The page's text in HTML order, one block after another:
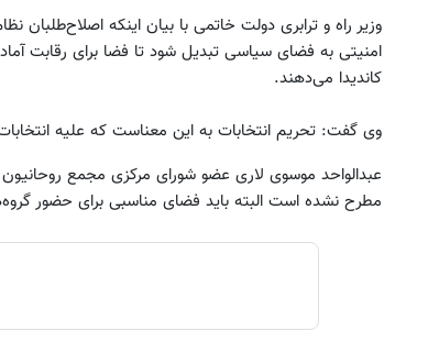
وزیر راه و ترابری دولت خاتمی با بیان اینکه اصلاح‌طلبان
امنیتی به فضای سیاسی تبدیل شود تا فضا برای رقابت
کاندیدا می‌دهند.
وی گفت: تحریم انتخابات به این معناست که علیه
عبدالواحد موسوی لاری عضو شورای مرکزی مجمع
مطرح نشده است البته باید فضای مناسبی برای حضور